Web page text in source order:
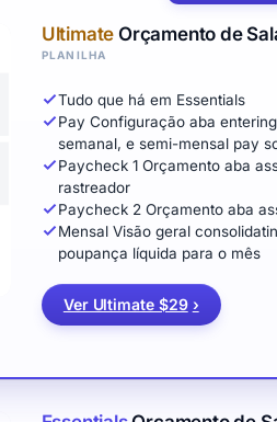
Ultimate Orçamento de
PLANILHA
Tudo que há em Essentials
Pay Configuração aba
semanal, e semi-mensal pay
Paycheck 1 Orçamento aba
rastreador
Paycheck 2 Orçamento aba
Mensal Visão geral
poupança líquida para o mês
Ver Ultimate $29 ›